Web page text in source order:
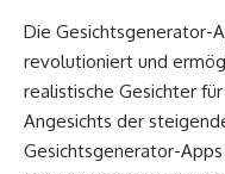
Die Gesichtsgenerator-
revolutioniert und
realistische Gesichter
Angesichts der
Gesichtsgenerator-